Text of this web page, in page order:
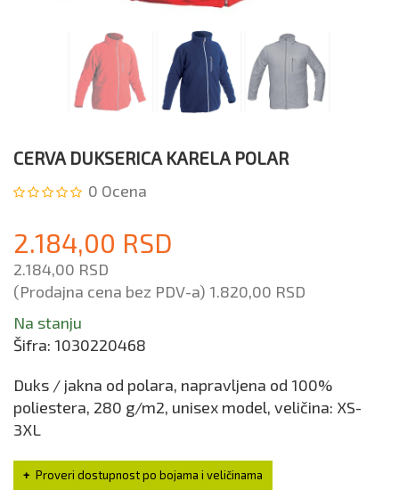
CERVA DUKSERICA KARELA POLAR
0 Ocena
2.184,00 RSD
2.184,00 RSD
(Prodajna cena bez PDV-a) 1.820,00 RSD
Na stanju
Šifra: 1030220468
Duks / jakna od polara, napravljena od 100%
poliestera, 280 g/m2, unisex model, veličina: XS-
3XL
Proveri dostupnost po bojama i veličinama